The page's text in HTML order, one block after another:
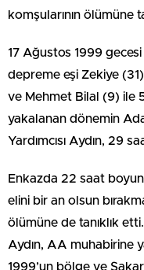
komşularının ölümüne
17 Ağustos 1999
depreme eşi Zekiye
ve Mehmet Bilal (9) ile 5
yakalanan dönemin
Yardımcısı Aydın, 29
Enkazda 22 saat
elini bir an olsun
ölümüne de tanıklık etti.
Aydın, AA muhabirine
1999’un bölge ve